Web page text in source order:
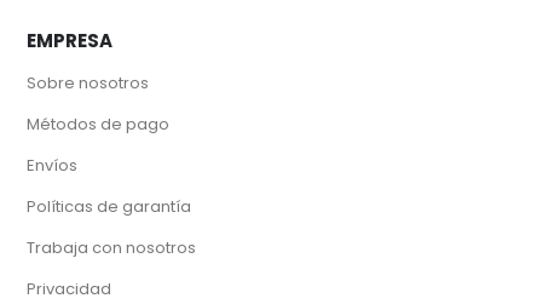
EMPRESA
Sobre nosotros
Métodos de pago
Envíos
Políticas de garantía
Trabaja con nosotros
Privacidad